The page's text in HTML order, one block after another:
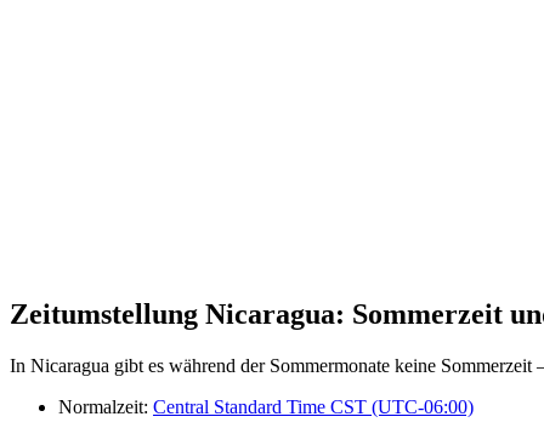
Zeitumstellung Nicaragua: Sommerzeit
In Nicaragua gibt es während der Sommermonate keine
Normalzeit: Central Standard Time CST (UTC-06:00)